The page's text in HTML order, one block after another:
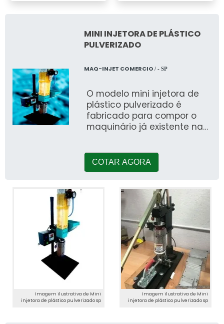
MINI INJETORA DE PLÁSTICO
PULVERIZADO
MAQ-INJET COMERCIO / - SP
O modelo mini injetora de
plástico pulverizado é
fabricado para compor o
maquinário já existente na
COTAR AGORA
Imagem ilustrativa de Mini
injetora de plástico pulverizado sp
Imagem ilustrativa de Mini
injetora de plástico pulverizado sp